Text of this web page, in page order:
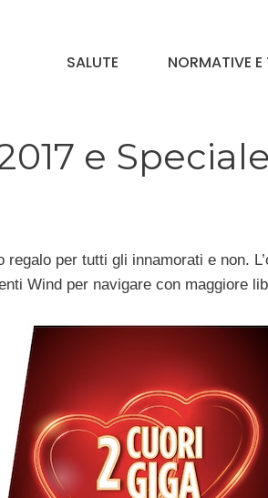
SALUTE NORMATIVE E
e
regalo per tutti gli innamorati e non.
Wind per navigare con maggiore